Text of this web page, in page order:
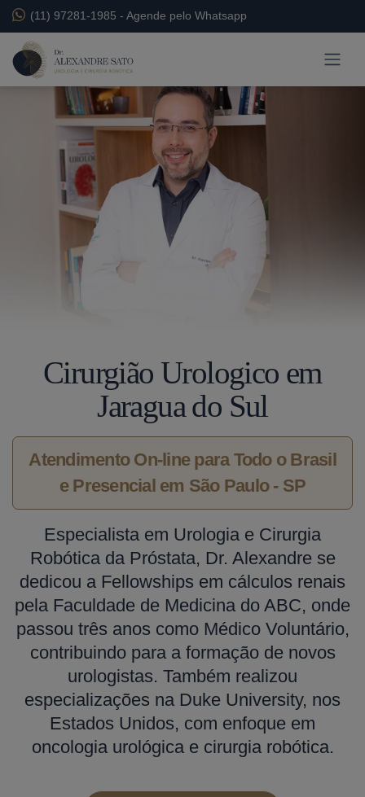
(11) 97281-1985 - Agende pelo Whatsapp
Cirurgião Urologico em
Jaragua do Sul
Atendimento On-line para Todo o Brasil
e Presencial em São Paulo - SP
Especialista em Urologia e Cirurgia
Robótica da Próstata, Dr. Alexandre se
dedicou a Fellowships em cálculos renais
pela Faculdade de Medicina do ABC, onde
passou três anos como Médico Voluntário,
contribuindo para a formação de novos
urologistas. Também realizou
especializações na Duke University, nos
Estados Unidos, com enfoque em
oncologia urológica e cirurgia robótica.